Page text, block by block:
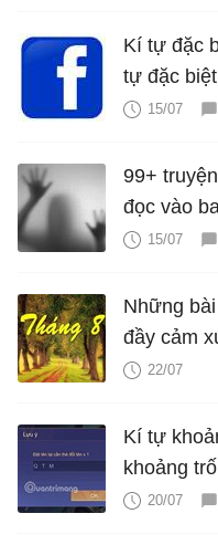
Kí tự đặc
tự đặc
15/07
99+
đọc vào
15/07
Những
đầy cảm
22/07
Kí tự
khoảng
20/07